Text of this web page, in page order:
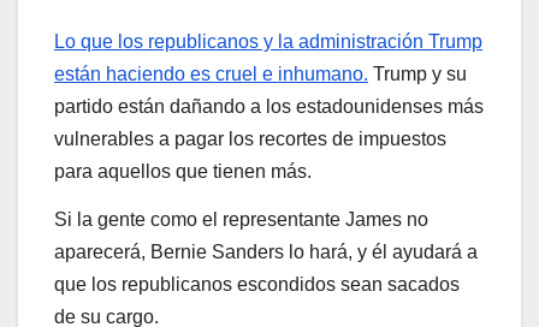
Lo que los republicanos y la administración Trump
están haciendo es cruel e inhumano. Trump y su
partido están dañando a los estadounidenses más
vulnerables a pagar los recortes de impuestos
para aquellos que tienen más.
Si la gente como el representante James no
aparecerá, Bernie Sanders lo hará, y él ayudará a
que los republicanos escondidos sean sacados
de su cargo.